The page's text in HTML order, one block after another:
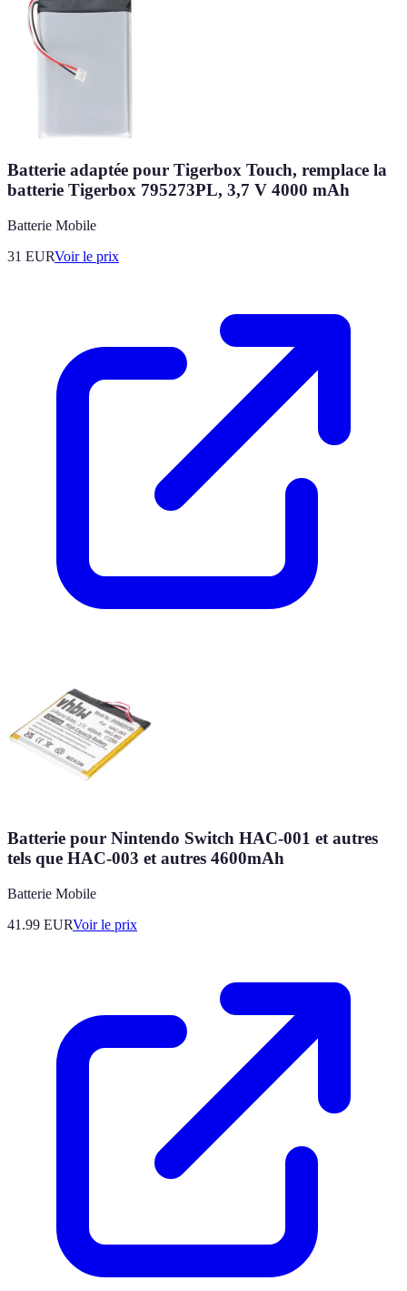
Batterie adaptée pour Tigerbox Touch, remplace la
batterie Tigerbox 795273PL, 3,7 V 4000 mAh
Batterie Mobile
31 EURVoir le prix
Batterie pour Nintendo Switch HAC-001 et autres
tels que HAC-003 et autres 4600mAh
Batterie Mobile
41.99 EURVoir le prix